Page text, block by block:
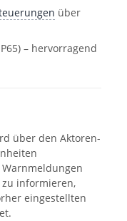
über
– hervorragend
über den Aktoren-
informieren,
eingestellten